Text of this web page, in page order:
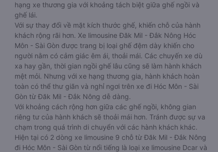
hạng xe thương gia với khoảng tách biệt giữa ghế ngồi và
ghế lái.
Với sự thay đổi về mặt kích thước ghế, khiến chỗ của hành
khách rộng rãi hơn. Xe limousine Đăk Mil - Đắk Nông Hóc
Môn - Sài Gòn được trang bị loại ghế đệm dày khiến cho
người nằm có cảm giác êm ái, thoải mái. Các chuyến xe dù
xa hay gần, thời gian ngồi ghế lâu cũng sẽ làm hành khách
mệt mỏi. Nhưng với xe hạng thương gia, hành khách hoàn
toàn có thể thư giãn và nghỉ ngơi trên xe đi Hóc Môn - Sài
Gòn từ Đăk Mil - Đắk Nông dễ dàng.
Với khoảng cách rộng hơn giữa các ghế ngồi, không gian
riêng tư của hành khách sẽ thoải mái hơn. Tránh được sự va
chạm trong quá trình di chuyển với các hành khách khác.
Hiện tại có 2 dòng xe limousine 9 chỗ từ Đăk Mil - Đắk Nông
đi Hóc Môn - Sài Gòn từ nổi tiếng là loại xe limousine Dcar và